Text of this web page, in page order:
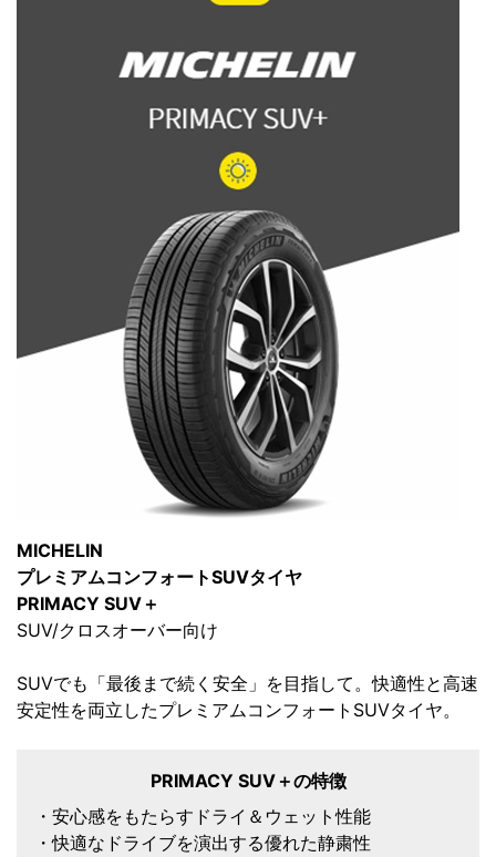
MICHELIN
プレミアムコンフォートSUVタイヤ
PRIMACY SUV＋
SUV/クロスオーバー向け
SUVでも「最後まで続く安全」を目指して。快適性と高速
安定性を両立したプレミアムコンフォートSUVタイヤ。
PRIMACY SUV＋の特徴
・安心感をもたらすドライ＆ウェット性能
・快適なドライブを演出する優れた静粛性